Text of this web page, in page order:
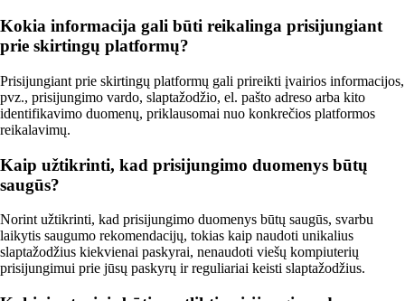
Kokia informacija gali būti reikalinga prisijungiant
prie skirtingų platformų?
Prisijungiant prie skirtingų platformų gali prireikti įvairios informacijos,
pvz., prisijungimo vardo, slaptažodžio, el. pašto adreso arba kito
identifikavimo duomenų, priklausomai nuo konkrečios platformos
reikalavimų.
Kaip užtikrinti, kad prisijungimo duomenys būtų
saugūs?
Norint užtikrinti, kad prisijungimo duomenys būtų saugūs, svarbu
laikytis saugumo rekomendacijų, tokias kaip naudoti unikalius
slaptažodžius kiekvienai paskyrai, nenaudoti viešų kompiuterių
prisijungimui prie jūsų paskyrų ir reguliariai keisti slaptažodžius.